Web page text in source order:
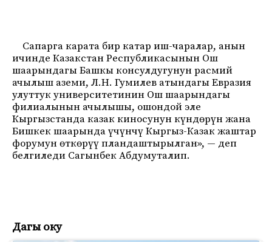
Сапарга карата бир катар иш-чаралар, анын
ичинде Казакстан Республикасынын Ош
шаарындагы Башкы консулдугунун расмий
ачылыш аземи, Л.Н. Гумилев атындагы Евразия
улуттук университетинин Ош шаарындагы
филиалынын ачылышы, ошондой эле
Кыргызстанда казак киносунун күндөрүн жана
Бишкек шаарында үчүнчү Кыргыз-Казак жаштар
форумун өткөрүү пландаштырылган», — деп
белгиледи Сагынбек Абдумуталип.
Дагы оку